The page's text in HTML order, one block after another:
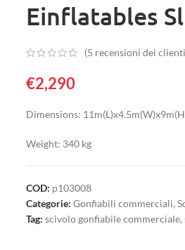
Einflatables
(5 recensioni dei
€2,290
Dimensions:
Weight: 340 kg
COD: p103008
Categorie: Gonfiabili commerciali,
Tag: scivolo gonfiabile commerciale,